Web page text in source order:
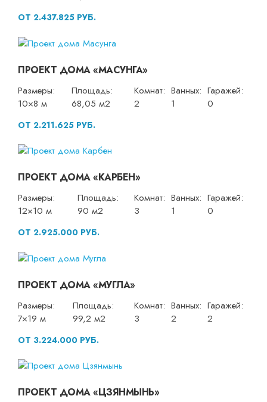
ОТ 2.437.825 РУБ.
ПРОЕКТ ДОМА «МАСУНГА»
Размеры:
10×8 м
Площадь:
68,05 м2
Комнат:
2
Ванных:
1
Гаражей:
0
ОТ 2.211.625 РУБ.
ПРОЕКТ ДОМА «КАРБЕН»
Размеры:
12×10 м
Площадь:
90 м2
Комнат:
3
Ванных:
1
Гаражей:
0
ОТ 2.925.000 РУБ.
ПРОЕКТ ДОМА «МУГЛА»
Размеры:
7×19 м
Площадь:
99,2 м2
Комнат:
3
Ванных:
2
Гаражей:
2
ОТ 3.224.000 РУБ.
ПРОЕКТ ДОМА «ЦЗЯНМЫНЬ»